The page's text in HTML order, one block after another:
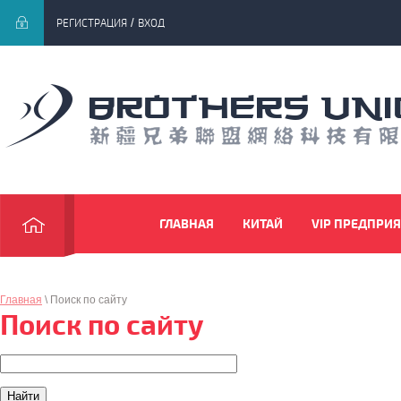
РЕГИСТРАЦИЯ / ВХОД
brothers
ГЛАВНАЯ КИТАЙ VIP
Главная \ Поиск по сайту
Поиск по сайту